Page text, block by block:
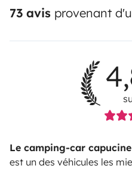
73 avis provenant
Le camping-car
est un des véhicules les